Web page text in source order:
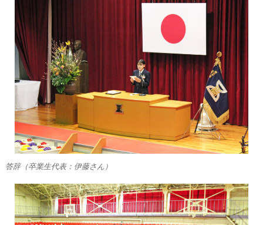
答辞（卒業生代表：伊藤さん）